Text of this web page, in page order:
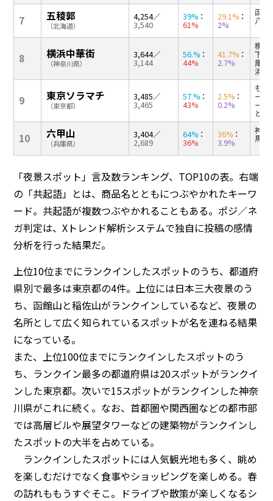
7 五稜郭
（北海道）
4,254／
3,540
39%：
61%
29.1%：
2%
函館
八幡
8 横浜中華街
（神奈川県）
3,644／
3,144
56.%：
44%
41.7%：
2.7%
横浜
下公
庫（
浜ス
9 東京ソラマチ
（東京都）
3,485／
3,465
57.%：
43%
2.5%：
0.2%
もつ
ー（
ーシ
と繋
10 六甲山
（兵庫県）
3,404／
2,689
64%：
36%
36%：
3.9%
神戸
馬温
「夜景スポット」言及数ランキング、TOP10の表。右端
の「共起語」とは、商品名とともにつぶやかれたキーワ
ード。共起語が複数つぶやかれることもある。ポジ／ネ
ガ判定は、Xトレンド解析システムで独自に投稿の感情
分析を行った結果だ。
上位10位までにランクインしたスポットのうち、都道府
県別で最多は東京都の4件。上位には日本三大夜景のう
ち、函館山と稲佐山がランクインしているなど、夜景の
名所として広く知られているスポットが名を連ねる結果
になっている。
また、上位100位までにランクインしたスポットのう
ち、ランクイン最多の都道府県は20スポットがランクイ
ンした東京都。次いで15スポットがランクインした神奈
川県がこれに続く。なお、首都圏や関西圏などの都市部
では高層ビルや展望タワーなどの建築物がランクインし
たスポットの大半を占めている。
ランクインしたスポットには人気観光地も多く、眺め
を楽しむだけでなく食事やショッピングを楽しめる。春
の訪れももうすぐそこ。ドライブや散策が楽しくなるシ